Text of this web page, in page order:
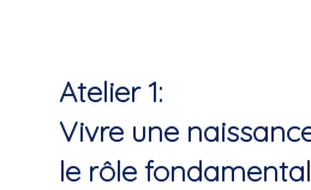
Atelier 1:
Vivre une
le rôle